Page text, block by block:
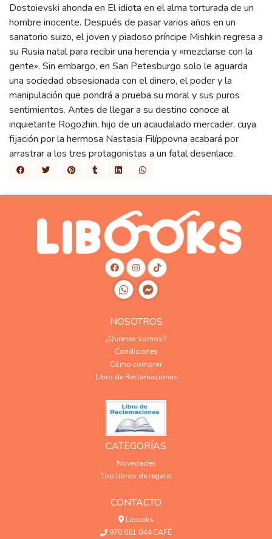
Dostoievski ahonda en El idiota en el alma torturada de un
hombre inocente. Después de pasar varios años en un
sanatorio suizo, el joven y piadoso príncipe Mishkin regresa a
su Rusia natal para recibir una herencia y «mezclarse con la
gente». Sin embargo, en San Petesburgo solo le aguarda
una sociedad obsesionada con el dinero, el poder y la
manipulación que pondrá a prueba su moral y sus puros
sentimientos. Antes de llegar a su destino conoce al
inquietante Rogozhin, hijo de un acaudalado mercader, cuya
fijación por la hermosa Nastasia Filíppovna acabará por
arrastrar a los tres protagonistas a un fatal desenlace.
NOSOTROS
¿Quiénes somos?
Condiciones
Cómo comprar
Libro de Reclamaciones
CATEGORÍAS
Novedades
Top libros de regalo
CONTACTO
Libooks
970 061 044 CAFÉ